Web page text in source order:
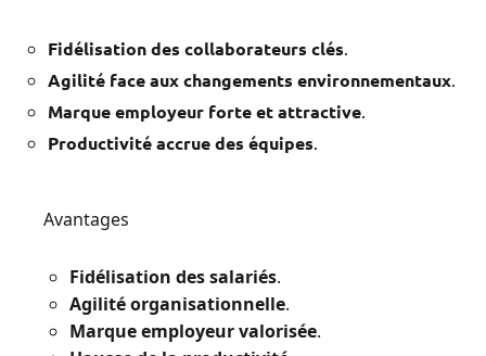
Fidélisation des collaborateurs clés.
Agilité face aux changements environnementaux.
Marque employeur forte et attractive.
Productivité accrue des équipes.
Avantages
Fidélisation des salariés.
Agilité organisationnelle.
Marque employeur valorisée.